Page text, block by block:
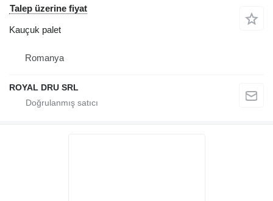
Talep üzerine fiyat
Kauçuk palet
Romanya
ROYAL DRU SRL